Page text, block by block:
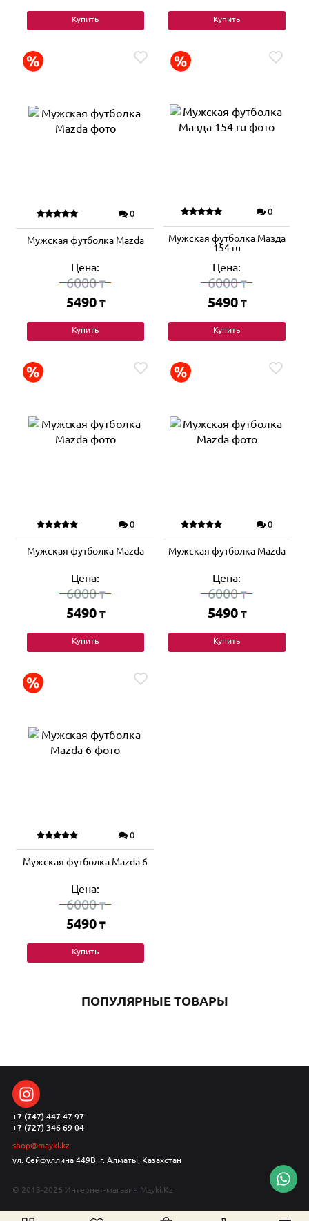
Купить Купить
0
Мужская футболка Mazda
Цена:
6000₸
5490 ₸
Купить
0
Мужская футболка Мазда
154 ru
Цена:
6000₸
5490 ₸
Купить
0
Мужская футболка Mazda
Цена:
6000₸
5490 ₸
Купить
0
Мужская футболка Mazda
Цена:
6000₸
5490 ₸
Купить
0
Мужская футболка Mazda 6
Цена:
6000₸
5490 ₸
Купить
ПОПУЛЯРНЫЕ ТОВАРЫ
+7 (747) 447 47 97
+7 (727) 346 69 04
shop@mayki.kz
ул. Сейфуллина 449В, г. Алматы, Казахстан
© 2013-2026 Интернет-магазин Mayki.Kz